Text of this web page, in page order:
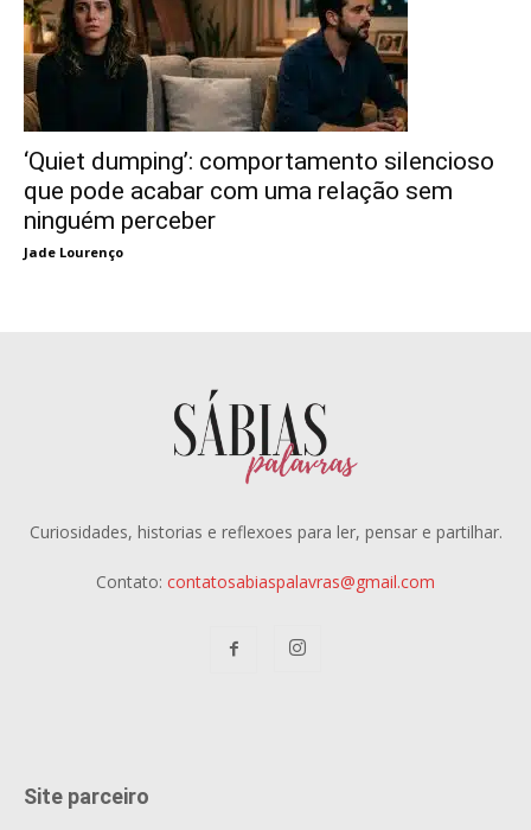
‘Quiet dumping’: comportamento silencioso
que pode acabar com uma relação sem
ninguém perceber
Jade Lourenço
Curiosidades, historias e reflexoes para ler, pensar e partilhar.
Contato: contatosabiaspalavras@gmail.com
Site parceiro